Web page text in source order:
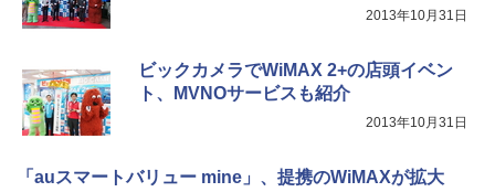
2013年10月31日
ビックカメラでWiMAX 2+の店頭イベン
ト、MVNOサービスも紹介
2013年10月31日
「auスマートバリュー mine」、提携のWiMAXが拡大